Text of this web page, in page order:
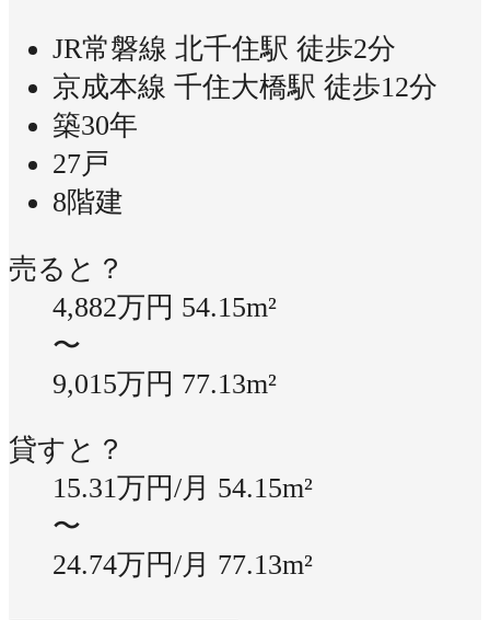
JR常磐線 北千住駅 徒歩2分
京成本線 千住大橋駅 徒歩12分
築30年
27戸
8階建
売ると？
4,882万円 54.15m²
〜
9,015万円 77.13m²
貸すと？
15.31万円/月 54.15m²
〜
24.74万円/月 77.13m²